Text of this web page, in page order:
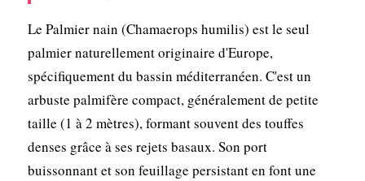
Le Palmier nain (Chamaerops humilis) est le seul
palmier naturellement originaire d'Europe,
spécifiquement du bassin méditerranéen. C'est un
arbuste palmifère compact, généralement de petite
taille (1 à 2 mètres), formant souvent des touffes
denses grâce à ses rejets basaux. Son port
buissonnant et son feuillage persistant en font une